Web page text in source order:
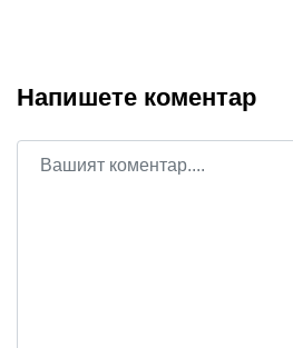
Напишете коментар